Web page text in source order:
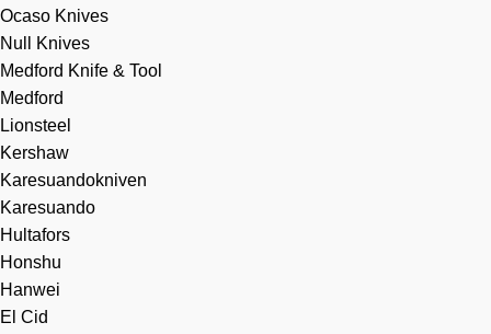
Ocaso Knives
Null Knives
Medford Knife & Tool
Medford
Lionsteel
Kershaw
Karesuandokniven
Karesuando
Hultafors
Honshu
Hanwei
El Cid